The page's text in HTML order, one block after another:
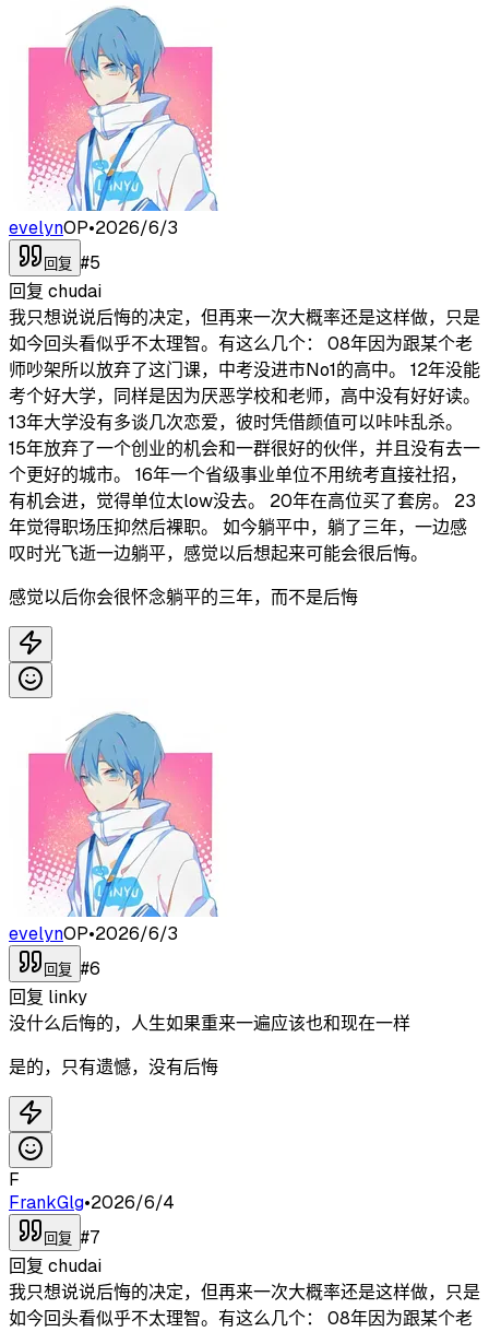
evelynOP•2026/6/3
回复 #5
回复 chudai
我只想说说后悔的决定，但再来一次大概率还是这样做，只是
如今回头看似乎不太理智。有这么几个： 08年因为跟某个老
师吵架所以放弃了这门课，中考没进市No1的高中。 12年没能
考个好大学，同样是因为厌恶学校和老师，高中没有好好读。
13年大学没有多谈几次恋爱，彼时凭借颜值可以咔咔乱杀。
15年放弃了一个创业的机会和一群很好的伙伴，并且没有去一
个更好的城市。 16年一个省级事业单位不用统考直接社招，
有机会进，觉得单位太low没去。 20年在高位买了套房。 23
年觉得职场压抑然后裸职。 如今躺平中，躺了三年，一边感
叹时光飞逝一边躺平，感觉以后想起来可能会很后悔。
感觉以后你会很怀念躺平的三年，而不是后悔
evelynOP•2026/6/3
回复 #6
回复 linky
没什么后悔的，人生如果重来一遍应该也和现在一样
是的，只有遗憾，没有后悔
F
FrankGlg•2026/6/4
回复 #7
回复 chudai
我只想说说后悔的决定，但再来一次大概率还是这样做，只是
如今回头看似乎不太理智。有这么几个： 08年因为跟某个老